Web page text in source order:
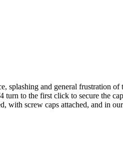
splashing and general frustration of
to the first click to secure the
with screw caps attached, and in